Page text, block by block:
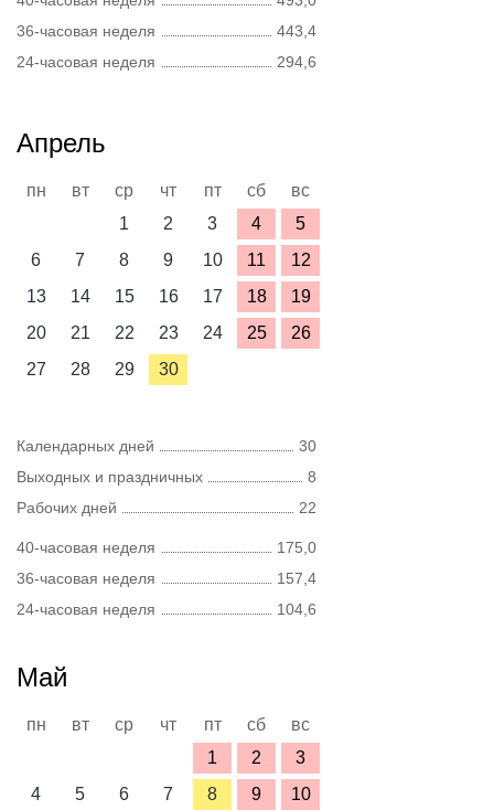
36-часовая неделя
443,4
24-часовая неделя
294,6
Апрель
пн вт ср чт пт сб
вс
1
2 3 4
5
6
7 8 9 10 11
12
13
14 15 16 17 18
19
20
21 22 23 24 25
26
27
28 29 30
Календарных дней
30
Выходных и праздничных
8
Рабочих дней
22
40-часовая неделя
175,0
36-часовая неделя
157,4
24-часовая неделя
104,6
Май
пн вт ср чт пт сб
вс
1
2
3
4
5 6 7 8 9
10